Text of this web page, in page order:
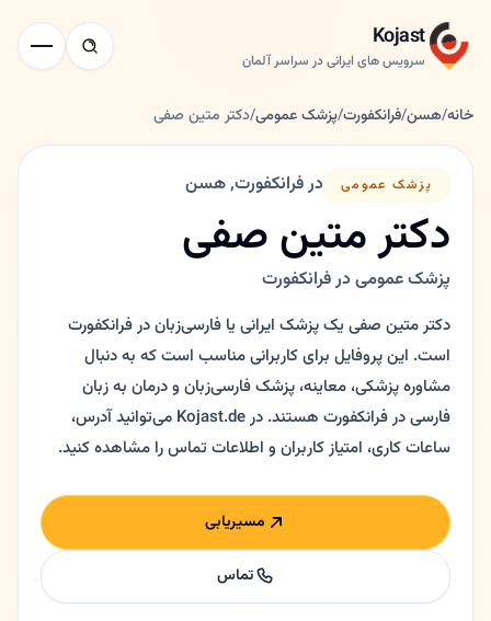
Kojast
سرویس های ایرانی در سراسر آلمان
خانه/هسن/فرانکفورت/پزشک عمومی/دکتر متین صفی
پزشک عمومی در فرانکفورت, هسن
دکتر متین صفی
پزشک عمومی در فرانکفورت
دکتر متین صفی یک پزشک ایرانی یا فارسی‌زبان در فرانکفورت
است. این پروفایل برای کاربرانی مناسب است که به دنبال
مشاوره پزشکی، معاینه، پزشک فارسی‌زبان و درمان به زبان
فارسی در فرانکفورت هستند. در Kojast.de می‌توانید آدرس،
ساعات کاری، امتیاز کاربران و اطلاعات تماس را مشاهده کنید.
مسیریابی
تماس